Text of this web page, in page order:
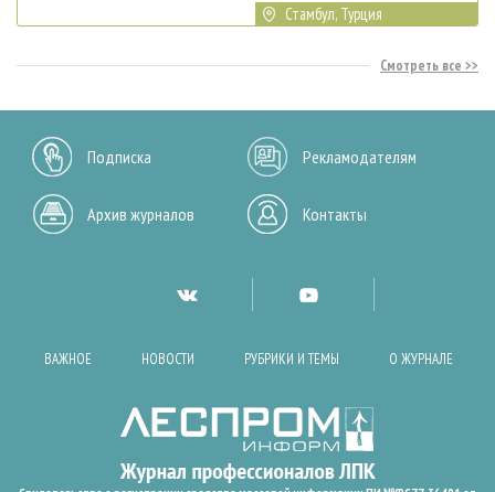
Стамбул, Турция
Смотреть все
Подписка Рекламодателям
Архив журналов Контакты
ВАЖНОЕ НОВОСТИ РУБРИКИ И ТЕМЫ О ЖУРНАЛЕ